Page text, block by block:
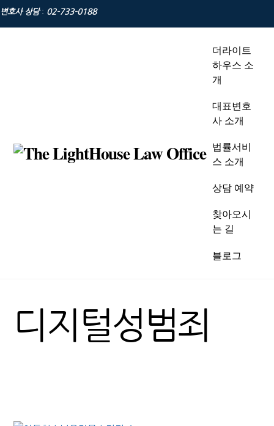
Skip
변호사 상담: 02-733-0188
더라이트
하우스 소
개
대표변호
사 소개
법률서비
스 소개
상담 예약
찾아오시
는 길
블로그
디지털성범죄